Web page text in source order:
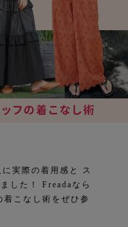
実際の着用感と
ス
した！
Freadaなら
着こなし術をぜひ参